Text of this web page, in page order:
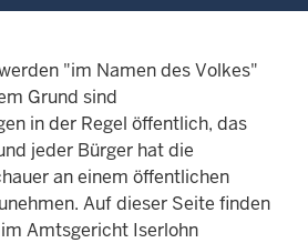
"im Namen des Volkes"
Grund sind
in der Regel öffentlich, das
jeder Bürger hat die
an einem öffentlichen
Auf dieser Seite finden
Amtsgericht Iserlohn